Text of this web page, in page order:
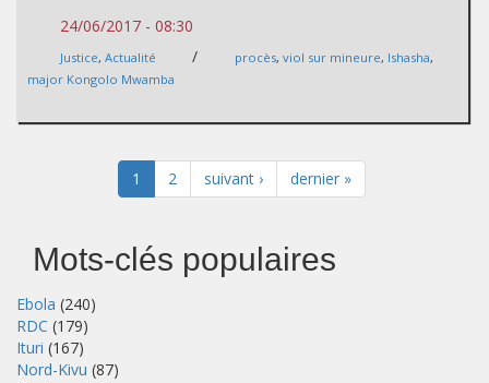
24/06/2017 - 08:30
Justice, Actualité / procès, viol sur mineure, Ishasha,
major Kongolo Mwamba
1 2 suivant › dernier »
Mots-clés populaires
Ebola (240)
RDC (179)
Ituri (167)
Nord-Kivu (87)